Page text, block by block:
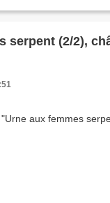
serpent (2/2),